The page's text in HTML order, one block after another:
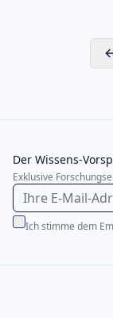
Der Wissens-
Exklusive
Ich stimme dem